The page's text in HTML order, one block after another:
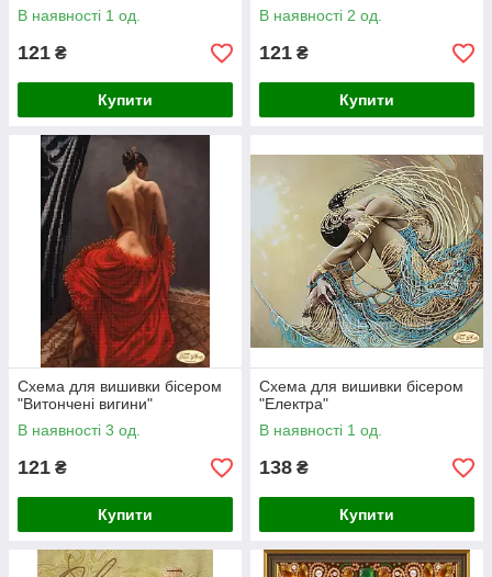
В наявності 1 од.
121 ₴
Купити
В наявності 2 од.
121 ₴
Купити
Схема для вишивки бісером
"Витончені вигини"
В наявності 3 од.
121 ₴
Купити
Схема для вишивки бісером
"Електра"
В наявності 1 од.
138 ₴
Купити